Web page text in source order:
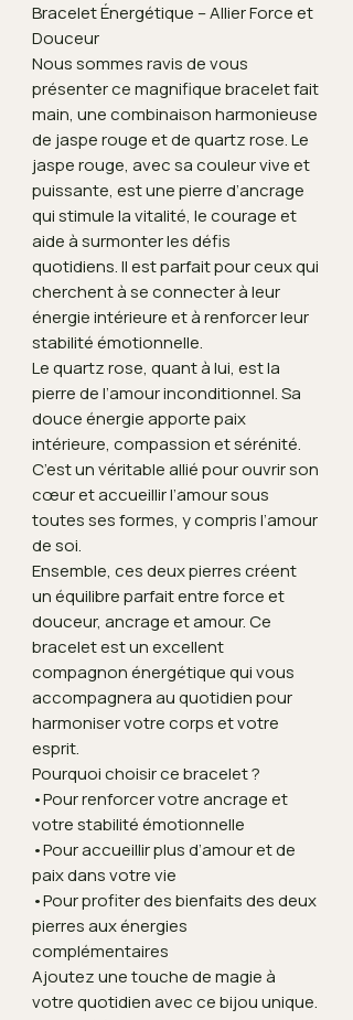
Bracelet Énergétique – Allier Force et
Douceur
Nous sommes ravis de vous
présenter ce magnifique bracelet fait
main, une combinaison harmonieuse
de jaspe rouge et de quartz rose. Le
jaspe rouge, avec sa couleur vive et
puissante, est une pierre d’ancrage
qui stimule la vitalité, le courage et
aide à surmonter les défis
quotidiens. Il est parfait pour ceux qui
cherchent à se connecter à leur
énergie intérieure et à renforcer leur
stabilité émotionnelle.
Le quartz rose, quant à lui, est la
pierre de l’amour inconditionnel. Sa
douce énergie apporte paix
intérieure, compassion et sérénité.
C’est un véritable allié pour ouvrir son
cœur et accueillir l’amour sous
toutes ses formes, y compris l’amour
de soi.
Ensemble, ces deux pierres créent
un équilibre parfait entre force et
douceur, ancrage et amour. Ce
bracelet est un excellent
compagnon énergétique qui vous
accompagnera au quotidien pour
harmoniser votre corps et votre
esprit.
Pourquoi choisir ce bracelet ?
•Pour renforcer votre ancrage et
votre stabilité émotionnelle
•Pour accueillir plus d’amour et de
paix dans votre vie
•Pour profiter des bienfaits des deux
pierres aux énergies
complémentaires
Ajoutez une touche de magie à
votre quotidien avec ce bijou unique.